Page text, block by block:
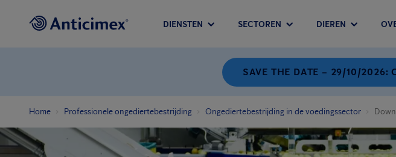
DIENSTEN SECTOREN DIEREN
SAVE THE DATE – 29/10/2026:
Home Professionele ongediertebestrijding Ongediertebestrijding in de voedingssector